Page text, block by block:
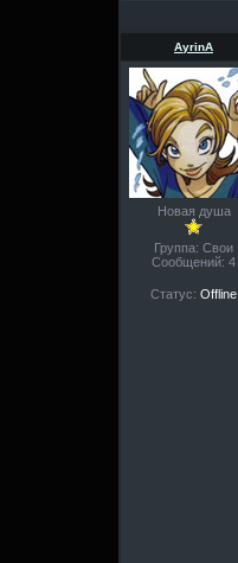
AyrinA
Новая душа
Группа: Свои
Сообщений: 4
Статус: Offline